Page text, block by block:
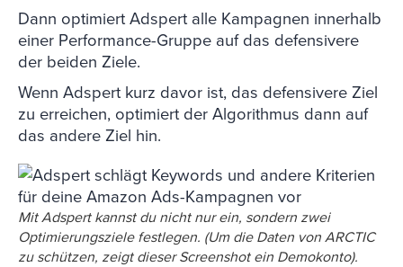
Dann optimiert Adspert alle Kampagnen innerhalb
einer Performance-Gruppe auf das defensivere
der beiden Ziele.
Wenn Adspert kurz davor ist, das defensivere Ziel
zu erreichen, optimiert der Algorithmus dann auf
das andere Ziel hin.
Mit Adspert kannst du nicht nur ein, sondern zwei
Optimierungsziele festlegen. (Um die Daten von ARCTIC
zu schützen, zeigt dieser Screenshot ein Demokonto).